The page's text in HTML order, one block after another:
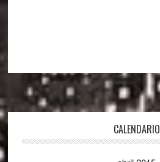
CALENDARIO